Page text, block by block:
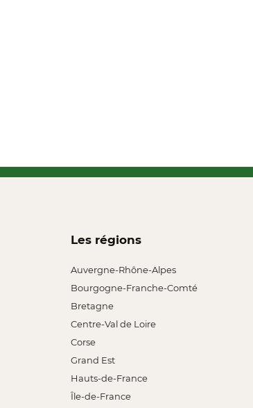
Les régions
Auvergne-Rhône-Alpes
Bourgogne-Franche-Comté
Bretagne
Centre-Val de Loire
Corse
Grand Est
Hauts-de-France
Île-de-France